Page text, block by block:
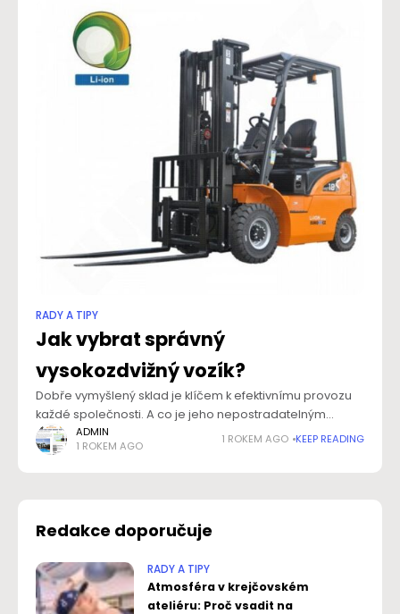
RADY A TIPY
Jak vybrat správný
vysokozdvižný vozík?
Dobře vymyšlený sklad je klíčem k efektivnímu provozu
každé společnosti. A co je jeho nepostradatelným
prvkem? Bezpochyby manipulační technika, která
usnadňuje přepravu materiálu i zboží. Správná volba
ADMIN
1 ROKEM AGO
1 ROKEM AGO KEEP READING
Redakce doporučuje
RADY A TIPY
Atmosféra v krejčovském
ateliéru: Proč vsadit na